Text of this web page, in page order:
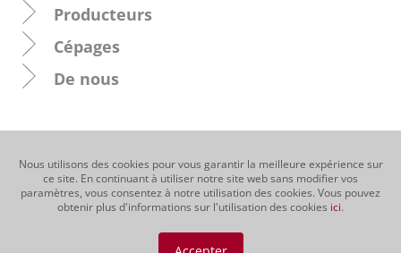
Nous utilisons des cookies pour vous garantir la meilleure expérience sur
ce site. En continuant à utiliser notre site web sans modifier vos
paramètres, vous consentez à notre utilisation des cookies. Vous pouvez
obtenir plus d'informations sur l'utilisation des cookies ici.
Producteurs
Cépages
De nous